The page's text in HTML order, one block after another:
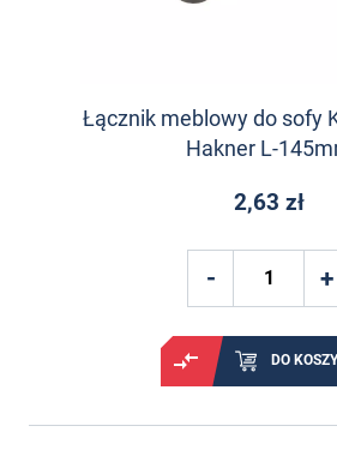
Łącznik meblowy do sofy
Hakner L-
2,63 zł
DO